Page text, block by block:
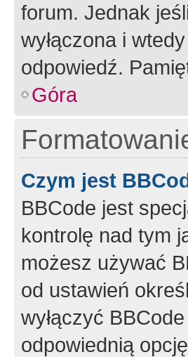
forum. Jednak
wyłączona i
odpowiedź.
Góra
Czym jest
BBCode jest
kontrolę nad tym
możesz używać
od ustawień
wyłączyć
odpowiednią